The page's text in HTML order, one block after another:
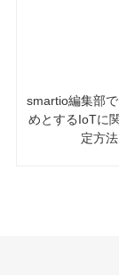
smartio編集部
めとするIoTに
定方